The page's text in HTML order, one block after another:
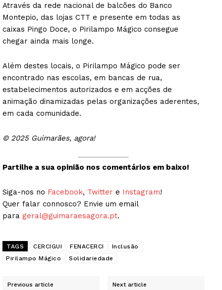
Através da rede nacional de balcões do Banco
Montepio, das lojas CTT e presente em todas as
caixas Pingo Doce, o Pirilampo Mágico consegue
chegar ainda mais longe.
Além destes locais, o Pirilampo Mágico pode ser
encontrado nas escolas, em bancas de rua,
estabelecimentos autorizados e em acções de
animação dinamizadas pelas organizações aderentes,
em cada comunidade.
© 2025 Guimarães, agora!
Partilhe a sua opinião nos comentários em baixo!
Siga-nos no Facebook, Twitter e Instagram!
Quer falar connosco? Envie um email
para geral@guimaraesagora.pt.
TAGS CERCIGUI FENACERCI
Inclusão
Pirilampo Mágico
Solidariedade
Previous article Next article